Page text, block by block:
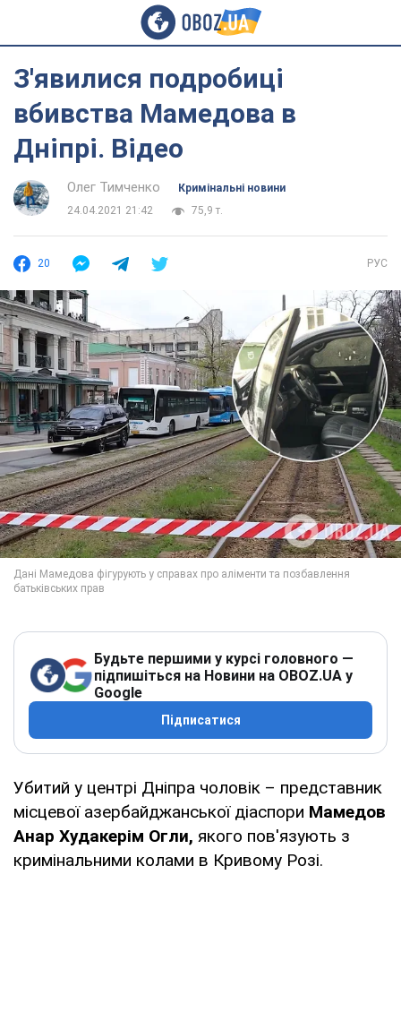
З'явилися подробиці
вбивства Мамедова в
Дніпрі. Відео
Олег Тимченко
Кримінальні новини
24.04.2021 21:42
75,9 т.
20 РУС
Будьте першими у курсі головного —
підпишіться на Новини на OBOZ.UA у
Google
Підписатися
Убитий у центрі Дніпра чоловік – представник
місцевої азербайджанської діаспори Мамедов
Анар Худакерім Огли, якого пов'язують з
кримінальними колами в Кривому Розі.